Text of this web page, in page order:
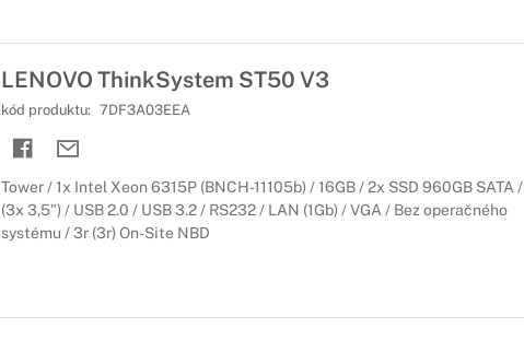
LENOVO ThinkSystem ST50 V3
kód produktu: 7DF3A03EEA
Tower / 1x Intel Xeon 6315P (BNCH-11105b) / 16GB / 2x SSD 960GB SATA /
(3x 3,5") / USB 2.0 / USB 3.2 / RS232 / LAN (1Gb) / VGA / Bez operačného
systému / 3r (3r) On-Site NBD